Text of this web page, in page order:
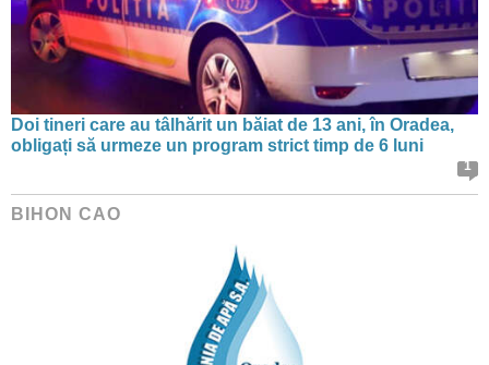
Doi tineri care au tâlhărit un băiat de 13 ani, în Oradea,
obligați să urmeze un program strict timp de 6 luni
1
BIHON CAO